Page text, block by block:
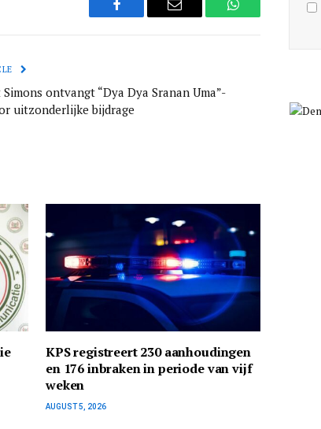
Facebook Email WhatsApp
ontvangt “Dya Dya Sranan Uma”-
uitzonderlijke bijdrage
KPS registreert 230 aanhoudingen
en 176 inbraken in periode van vijf
weken
AUGUST 5, 2026